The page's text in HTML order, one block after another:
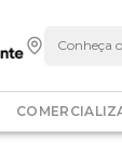
Conheça